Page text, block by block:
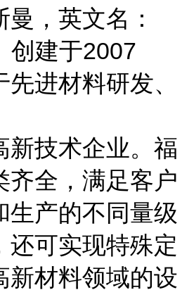
曼，英文名：
创建于2007
进材料研发、
新技术企业。福
齐全，满足客户
生产的不同量级
还可实现特殊定
新材料领域的设